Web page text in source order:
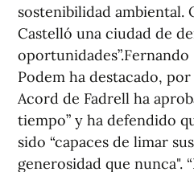
sostenibilidad ambiental.
Castelló una ciudad de
Podem ha destacado,
Acord de Fadrell ha
tiempo” y ha defendido
sido “capaces de limar
generosidad que nunca".